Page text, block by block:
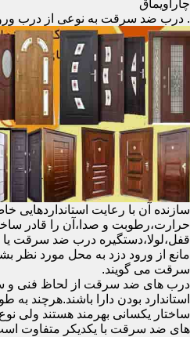
. درب ضد سرقت به نوعی از درب
سازنده آن با رعایت
حرارت،رطوبت و صدا،آن را قادر
قفل،لولا،دستگیره درب ضد سرقت یا
مانع از ورود دزد به محل مورد نظر
سرقت می گویند.
درب های ضد سرقت از لحاظ فنی و
استاندارد بودن دارا باشند.هرچند
ساختار یکسانی بهرمند هستند
های ضد سرقت با یکدیکر متفاوت